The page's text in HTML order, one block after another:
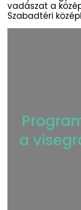
vadászat a
Szabadtéri
a